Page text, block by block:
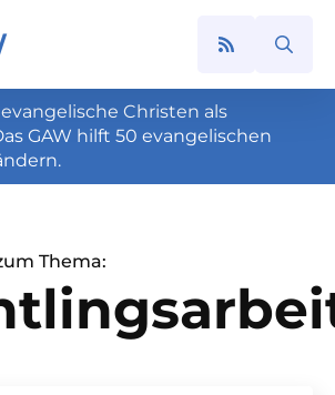
Search
Christen als
GAW hilft 50 evangelischen
Thema: